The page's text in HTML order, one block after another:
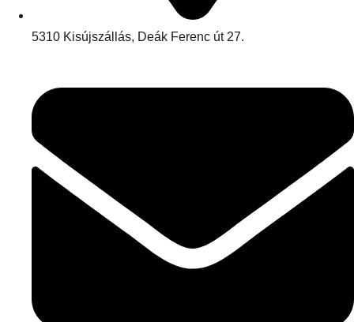
5310 Kisújszállás, Deák Ferenc út 27.